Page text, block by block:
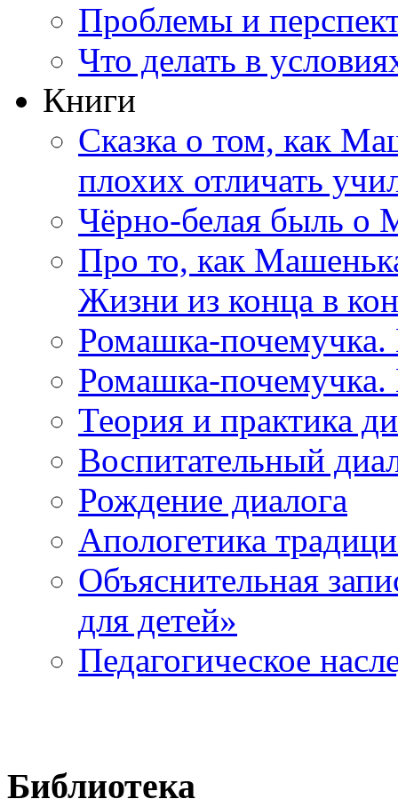
Проблемы и
Что делать в
Книги
Сказка о том, как
плохих отличать
Чёрно-белая быль о
Про то, как
Жизни из конца в
Ромашка-почемучка.
Ромашка-почемучка.
Теория и практика
Воспитательный
Рождение диалога
Апологетика
Объяснительная
для детей»
Педагогическое
Библиотека